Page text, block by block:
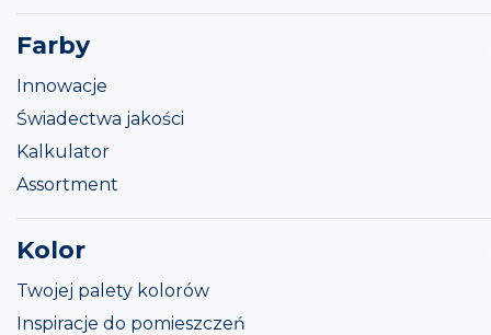
Farby
Innowacje
Świadectwa jakości
Kalkulator
Assortment
Kolor
Twojej palety kolorów
Inspiracje do pomieszczeń